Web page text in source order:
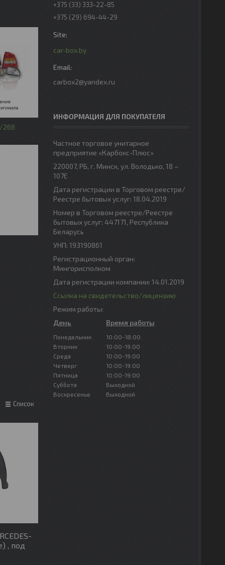
268
Список
, под
+375 (33) 333-22-85
+375 (29) 694-44-29
car-box.by
carbox2@yandex.ru
ИНФОРМАЦИЯ ДЛЯ ПОКУПАТЕЛЯ
Частное торговое унитарное
предприятие «Карбокс-Плюс»
220007, РБ, г. Минск, ул. Володько, 18 –
107Е
Дата регистрации в Торговом реестре/
Реестре бытовых услуг: 18.04.2019
Номер в Торговом реестре/Реестре
бытовых услуг: 447171, Республика
Беларусь
УНП: 193190861
Регистрационный орган:
Мингорисполком
Дата регистрации компании: 14.01.2019
Ссылка на свидетельство/лицензию
Режим работы:
День
Время работы
Понедельник
10:00-18:00
Вторник
10:00-19:00
Среда
10:00-19:00
Четверг
10:00-19:00
Пятница
10:00-19:00
Суббота
Выходной
Воскресенье
Выходной